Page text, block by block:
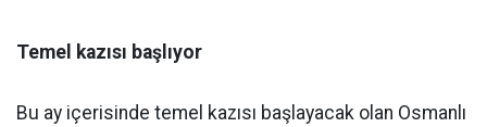
Temel kazısı başlıyor
Bu ay içerisinde temel kazısı başlayacak olan Osmanlı